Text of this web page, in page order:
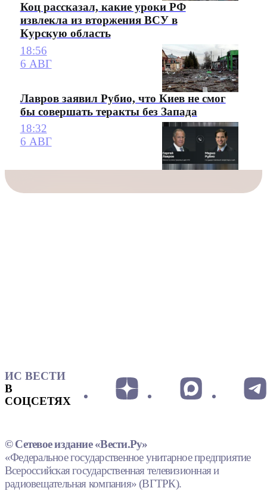
Коц рассказал, какие уроки РФ
извлекла из вторжения ВСУ в
Курскую область
18:56
6 АВГ
Лавров заявил Рубио, что Киев не смог
бы совершать теракты без Запада
18:32
6 АВГ
ИС ВЕСТИ
В
СОЦСЕТЯХ
© Сетевое издание «Вести.Ру»
«Федеральное государственное унитарное предприятие
Всероссийская государственная телевизионная и
радиовещательная компания» (ВГТРК).